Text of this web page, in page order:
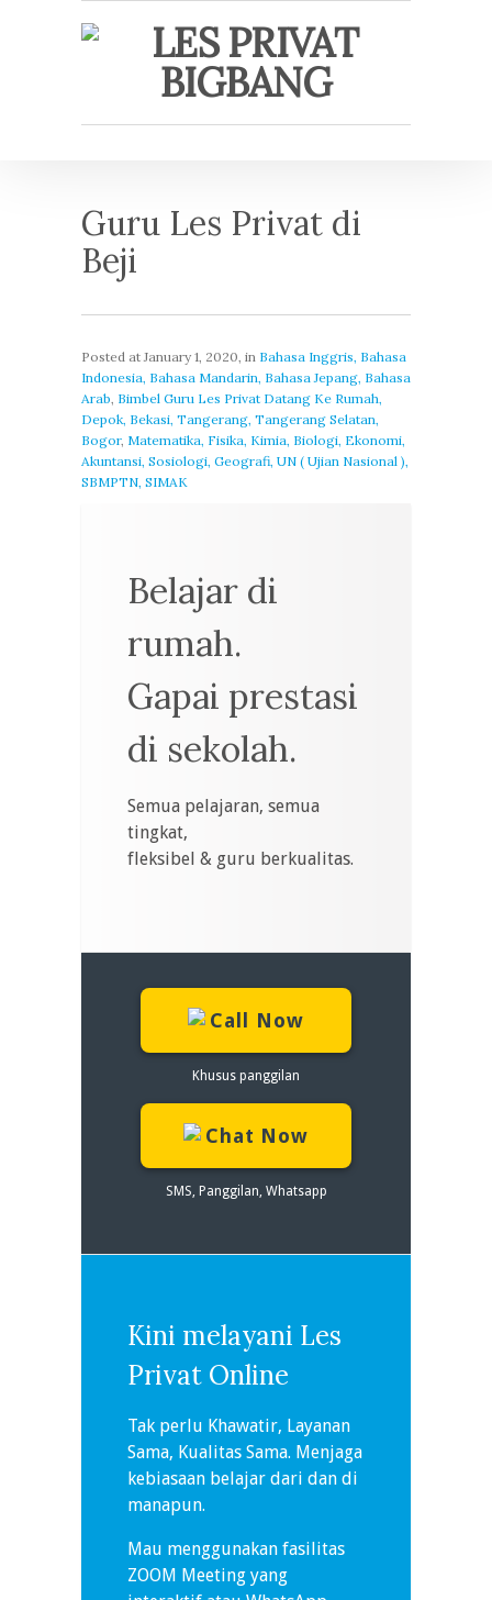
Guru Les Privat di
Beji
Posted atJanuary 1, 2020, in Bahasa Inggris, Bahasa
Indonesia, Bahasa Mandarin, Bahasa Jepang, Bahasa
Arab, Bimbel Guru Les Privat Datang Ke Rumah,
Depok, Bekasi, Tangerang, Tangerang Selatan,
Bogor, Matematika, Fisika, Kimia, Biologi, Ekonomi,
Akuntansi, Sosiologi, Geografi, UN ( Ujian Nasional ),
SBMPTN, SIMAK
Belajar di
rumah.
Gapai prestasi
di sekolah.
Semua pelajaran, semua
tingkat,
fleksibel & guru berkualitas.
Call Now
Khusus panggilan
Chat Now
SMS, Panggilan, Whatsapp
Kini melayani Les
Privat Online
Tak perlu Khawatir, Layanan
Sama, Kualitas Sama. Menjaga
kebiasaan belajar dari dan di
manapun.
Mau menggunakan fasilitas
ZOOM Meeting yang